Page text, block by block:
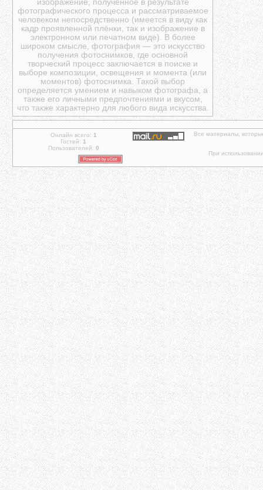
изображение, полученное в результате
фотографического процесса и рассматриваемое
человеком непосредственно (имеется в виду как
кадр проявленной плёнки, так и изображение в
электронном или печатном виде). В более
широком смысле, фотография — это искусство
получения фотоснимков, где основной
творческий процесс заключается в поиске и
выборе композиции, освещения и момента (или
моментов) фотоснимка. Такой выбор
определяется умением и навыком фотографа, а
также его личными предпочтениями и вкусом,
что также характерно для любого вида искусства.
Онлайн всего: 1
Гостей: 1
Пользователей: 0
Все материалы,
При